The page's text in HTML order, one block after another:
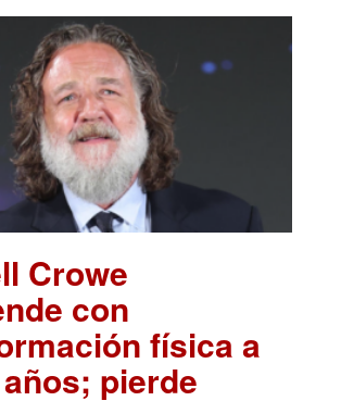
Crowe
con
física a
pierde